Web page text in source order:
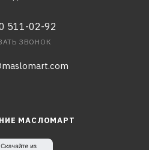
511-02-92
ЗВОНОК
МАСЛОМАРТ